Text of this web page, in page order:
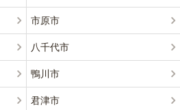
市原市
八千代市
鴨川市
君津市